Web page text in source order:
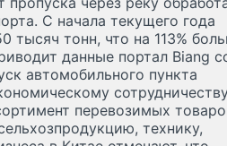
С начала текущего года
тысяч тонн, что на 113%
данные портал Biang
автомобильного пункта
перевозимых
технику,